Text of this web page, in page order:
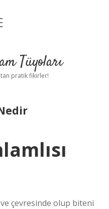
Tüyoları
pratik fikirler!
çevresinde olup biteni